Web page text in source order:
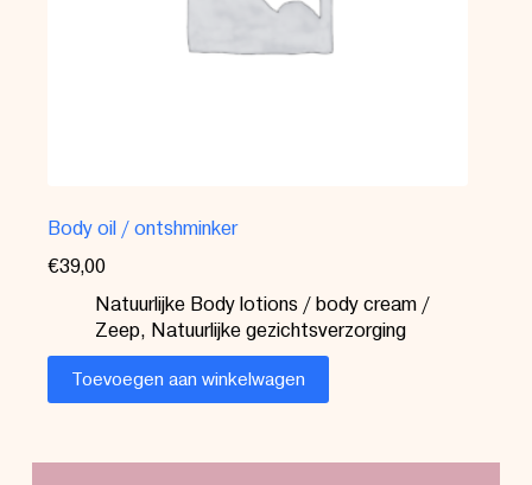
Body oil / ontshminker
€39,00
Natuurlijke Body lotions / body cream /
Zeep, Natuurlijke gezichtsverzorging
Toevoegen aan winkelwagen